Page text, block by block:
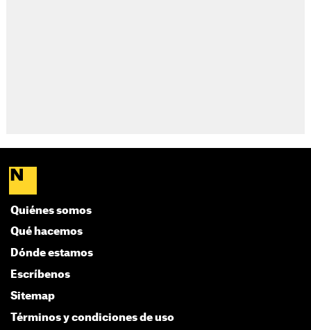
Quiénes somos
Qué hacemos
Dónde estamos
Escríbenos
Sitemap
Términos y condiciones de uso